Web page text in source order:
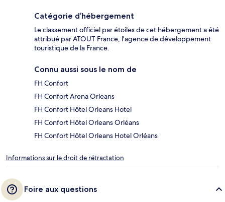
Catégorie d’hébergement
Le classement officiel par étoiles de cet hébergement a été
attribué par ATOUT France, l'agence de développement
touristique de la France.
Connu aussi sous le nom de
FH Confort
FH Confort Arena Orleans
FH Confort Hôtel Orleans Hotel
FH Confort Hôtel Orleans Orléans
FH Confort Hôtel Orleans Hotel Orléans
Informations sur le droit de rétractation
Foire aux questions